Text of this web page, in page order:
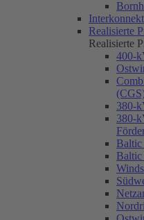
Realisierte
Realisierte
400-
380-
380-
Baltic
Baltic